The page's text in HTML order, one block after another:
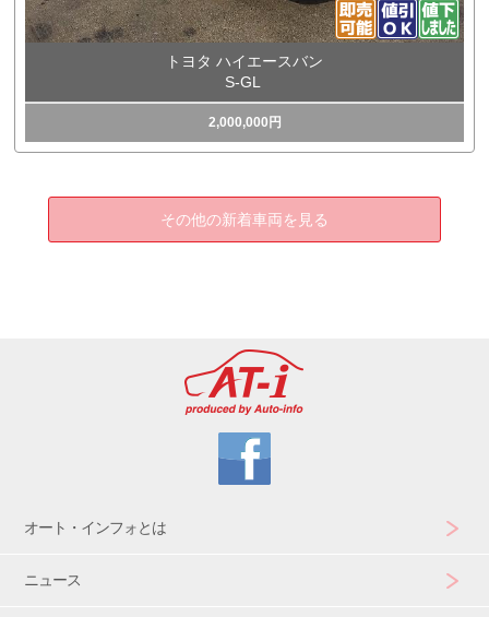
トヨタ ハイエースバン
S-GL
2,000,000円
その他の新着車両を見る
オート・インフォとは
ニュース